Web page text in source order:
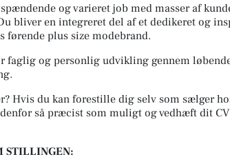
og varieret job med masser af
bliver en integreret del af et dedikeret og
førende plus size modebrand.
faglig og personlig udvikling gennem
Hvis du kan forestille dig selv som sælger
så præcist som muligt og vedhæft dit
STILLINGEN: